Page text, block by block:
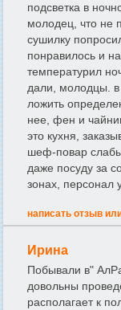
подсветка в
молодец, что не
сушилку
понравилось и
температурил
дали, молодцы.
ложить
нее, фен и
это кухня,
шеф-повар
даже посуду за
зонах, персонал
написать отзыв
Ирина
Побывали в"
довольны
располагает к